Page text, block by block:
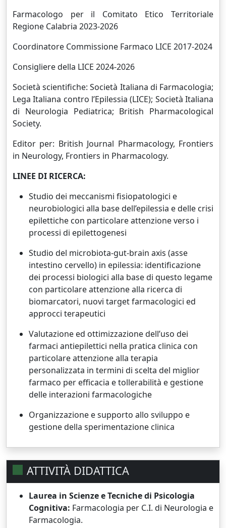
Farmacologo per il Comitato Etico Territoriale
Regione Calabria 2023-2026
Coordinatore Commissione Farmaco LICE 2017-2024
Consigliere della LICE 2024-2026
Società scientifiche: Società Italiana di Farmacologia;
Lega Italiana contro l’Epilessia (LICE); Società Italiana
di Neurologia Pediatrica; British Pharmacological
Society.
Editor per: British Journal Pharmacology, Frontiers
in Neurology, Frontiers in Pharmacology.
LINEE DI RICERCA:
Studio dei meccanismi fisiopatologici e
neurobiologici alla base dell’epilessia e delle crisi
epilettiche con particolare attenzione verso i
processi di epilettogenesi
Studio del microbiota-gut-brain axis (asse
intestino cervello) in epilessia: identificazione
dei processi biologici alla base di questo legame
con particolare attenzione alla ricerca di
biomarcatori, nuovi target farmacologici ed
approcci terapeutici
Valutazione ed ottimizzazione dell’uso dei
farmaci antiepilettici nella pratica clinica con
particolare attenzione alla terapia
personalizzata in termini di scelta del miglior
farmaco per efficacia e tollerabilità e gestione
delle interazioni farmacologiche
Organizzazione e supporto allo sviluppo e
gestione della sperimentazione clinica
ATTIVITÀ DIDATTICA
Laurea in Scienze e Tecniche di Psicologia
Cognitiva: Farmacologia per C.I. di Neurologia e
Farmacologia.